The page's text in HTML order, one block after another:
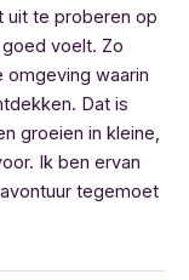
uit te proberen op
voelt. Zo
waarin
Dat is
groeien in kleine,
Ik ben ervan
tegemoet